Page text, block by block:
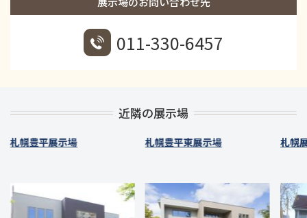
011-330-6457
近隣の展示場
札幌豊平展示場 札幌豊平東展示場 札幌